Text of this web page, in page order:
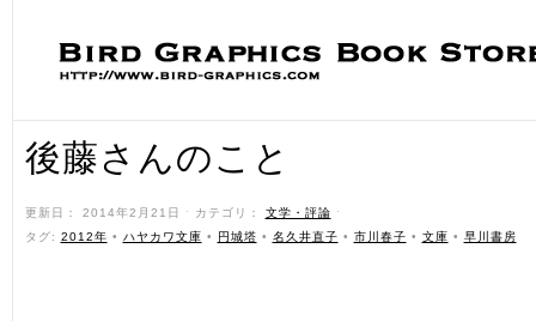
後藤さんのこと
更新日： 2014年2月21日 ˑ カテゴリ： 文学・評論 ˑ
タグ: 2012年 • ハヤカワ文庫 • 円城塔 • 名久井直子 • 市川春子 • 文庫 • 早川書房